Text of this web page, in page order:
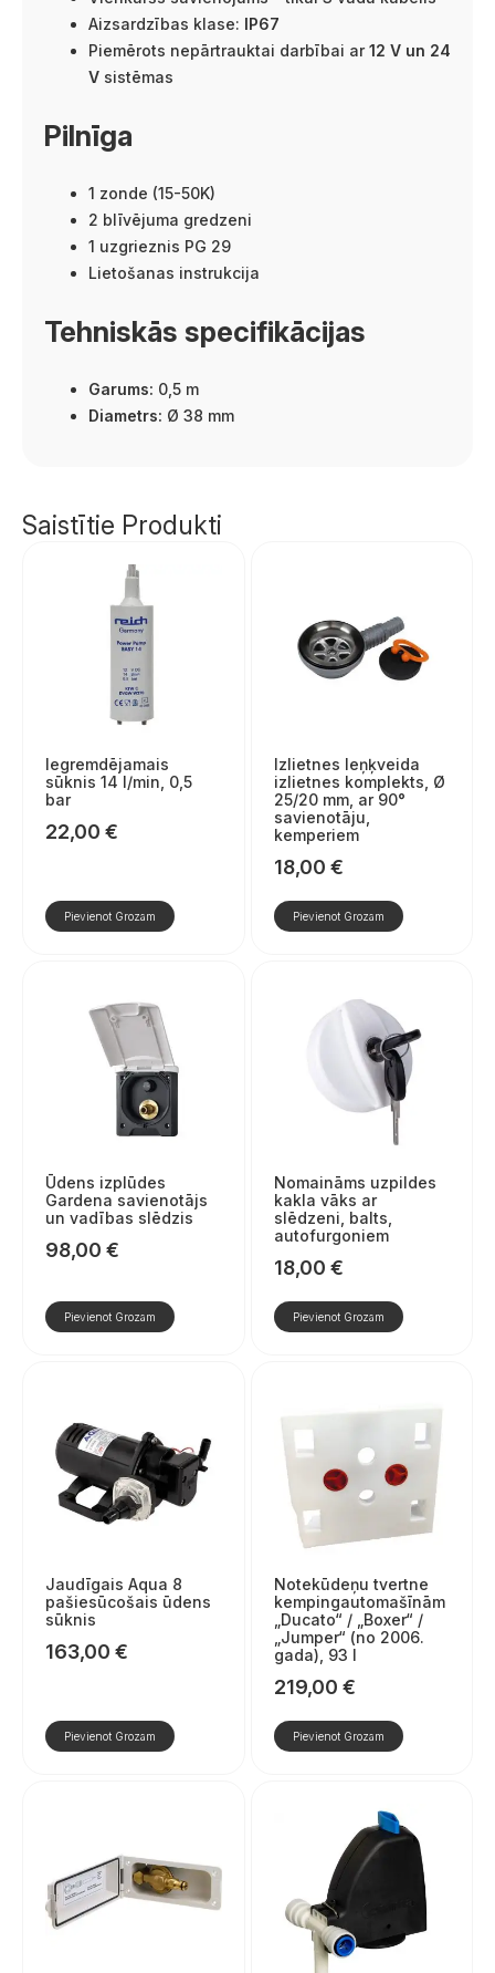
Aizsardzības klase: IP67
Piemērots nepārtrauktai darbībai ar12 V un 24
V sistēmas
Pilnīga
1 zonde (15-50K)
2 blīvējuma gredzeni
1 uzgrieznis PG 29
Lietošanas instrukcija
Tehniskās specifikācijas
Garums: 0,5 m
Diametrs: Ø 38 mm
Saistītie Produkti
Iegremdējamais
sūknis 14 l/min, 0,5
bar
22,00 €
Pievienot Grozam
Izlietnes leņķveida
izlietnes komplekts, Ø
25/20 mm, ar 90°
savienotāju,
kemperiem
18,00 €
Pievienot Grozam
Ūdens izplūdes
Gardena savienotājs
un vadības slēdzis
98,00 €
Pievienot Grozam
Nomaināms uzpildes
kakla vāks ar
slēdzeni, balts,
autofurgoniem
18,00 €
Pievienot Grozam
Jaudīgais Aqua 8
pašiesūcošais ūdens
sūknis
163,00 €
Pievienot Grozam
Notekūdeņu tvertne
kempingautomašīnām
„Ducato“ / „Boxer“ /
„Jumper“ (no 2006.
gada), 93 l
219,00 €
Pievienot Grozam